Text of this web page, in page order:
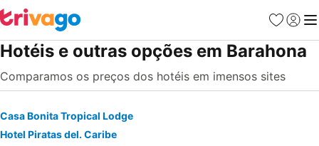
Favoritos
Iniciar
Hotéis e outras opções em Barahona
Comparamos os preços dos hotéis em imensos sites
Casa Bonita Tropical Lodge
Hotel Piratas del. Caribe